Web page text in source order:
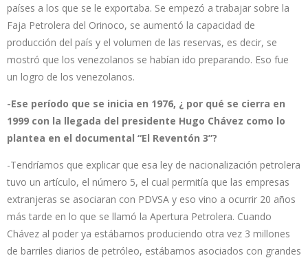
países a los que se le exportaba. Se empezó a trabajar sobre la
Faja Petrolera del Orinoco, se aumentó la capacidad de
producción del país y el volumen de las reservas, es decir, se
mostró que los venezolanos se habían ido preparando. Eso fue
un logro de los venezolanos.
-Ese período que se inicia en 1976, ¿ por qué se cierra en
1999 con la llegada del presidente Hugo Chávez como lo
plantea en el documental “El Reventón 3”?
-Tendríamos que explicar que esa ley de nacionalización petrolera
tuvo un artículo, el número 5, el cual permitía que las empresas
extranjeras se asociaran con PDVSA y eso vino a ocurrir 20 años
más tarde en lo que se llamó la Apertura Petrolera. Cuando
Chávez al poder ya estábamos produciendo otra vez 3 millones
de barriles diarios de petróleo, estábamos asociados con grandes